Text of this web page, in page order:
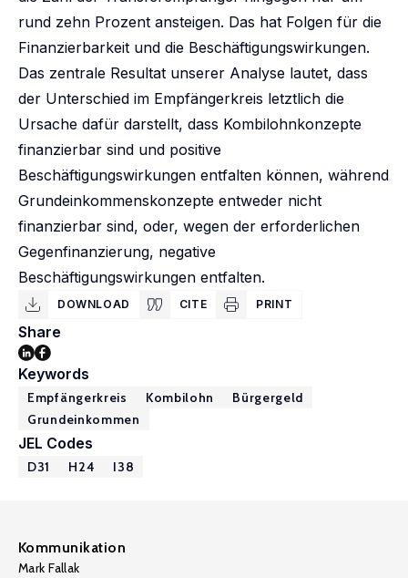
rund zehn Prozent ansteigen. Das hat Folgen für die
Finanzierbarkeit und die Beschäftigungswirkungen.
Das zentrale Resultat unserer Analyse lautet, dass
der Unterschied im Empfängerkreis letztlich die
Ursache dafür darstellt, dass Kombilohnkonzepte
finanzierbar sind und positive
Beschäftigungswirkungen entfalten können, während
Grundeinkommenskonzepte entweder nicht
finanzierbar sind, oder, wegen der erforderlichen
Gegenfinanzierung, negative
Beschäftigungswirkungen entfalten.
DOWNLOAD CITE PRINT
Share
Keywords
Empfängerkreis Kombilohn
Bürgergeld
Grundeinkommen
JEL Codes
D31 H24 I38
Kommunikation
Mark Fallak